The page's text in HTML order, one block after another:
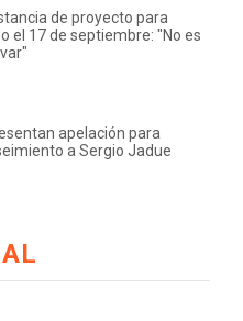
de proyecto para
el 17 de septiembre: "No es
apelación para
a Sergio Jadue